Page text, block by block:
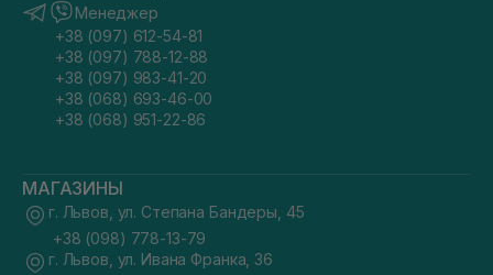
Менеджер
+38 (097) 612-54-81
+38 (097) 788-12-88
+38 (097) 983-41-20
+38 (068) 693-46-00
+38 (068) 951-22-86
МАГАЗИНЫ
г. Львов, ул. Степана Бандеры, 45
+38 (098) 778-13-79
г. Львов, ул. Ивана Франка, 36